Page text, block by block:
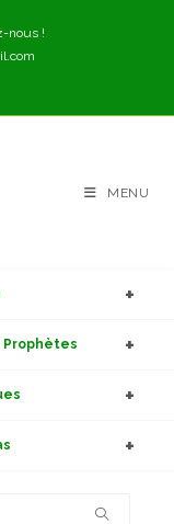
nous !
MENU
Prophètes